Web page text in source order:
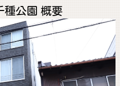
種公園 概要